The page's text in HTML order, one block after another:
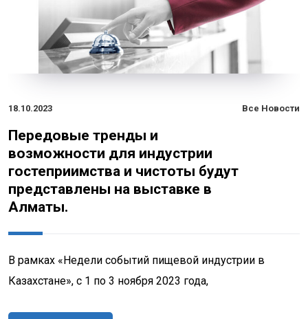
18.10.2023 Все Новости
Передовые тренды и
возможности для индустрии
гостеприимства и чистоты будут
представлены на выставке в
Алматы.
В рамках «Недели событий пищевой индустрии в
Казахстане», с 1 по 3 ноября 2023 года,